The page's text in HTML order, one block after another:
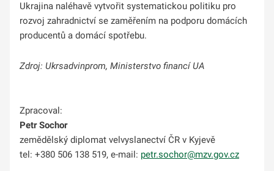
Ukrajina naléhavě vytvořit systematickou politiku pro
rozvoj zahradnictví se zaměřením na podporu domácích
producentů a domácí spotřebu.
Zdroj: Ukrsadvinprom, Ministerstvo financí UA
Zpracoval:
Petr Sochor
zemědělský diplomat velvyslanectví ČR v Kyjevě
tel: +380 506 138 519, e-mail: petr.sochor@mzv.gov.cz